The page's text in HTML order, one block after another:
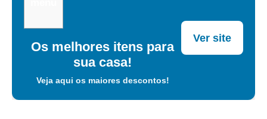
Os melhores itens para
sua casa!
Veja aqui os maiores descontos!
Ver site